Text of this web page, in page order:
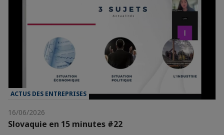
ACTUS DES ENTREPRISES
16/06/2026
Slovaquie en 15 minutes #22